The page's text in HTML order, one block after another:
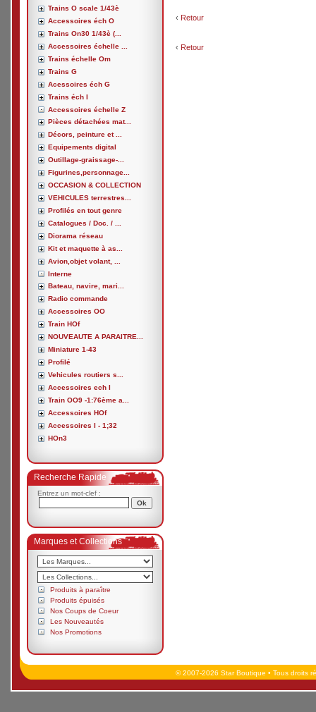
Trains O scale 1/43è
Accessoires éch O
Trains On30 1/43è (...
Accessoires échelle ...
Trains échelle Om
Trains G
Acessoires éch G
Trains éch I
Accessoires échelle Z
Pièces détachées mat...
Décors, peinture et ...
Equipements digital
Outillage-graissage-...
Figurines,personnage...
OCCASION & COLLECTION
VEHICULES terrestres...
Profilés en tout genre
Catalogues / Doc. / ...
Diorama réseau
Kit et maquette à as...
Avion,objet volant, ...
Interne
Bateau, navire, mari...
Radio commande
Accessoires OO
Train HOf
NOUVEAUTE A PARAITRE...
Miniature 1-43
Profilé
Vehicules routiers s...
Accessoires ech I
Train OO9 -1:76ème a...
Accessoires HOf
Accessoires I - 1;32
HOn3
Recherche Rapide
Entrez un mot-clef :
Marques et Collections
Produits à paraître
Produits épuisés
Nos Coups de Coeur
Les Nouveautés
Nos Promotions
‹ Retour
‹ Retour
© 2007-2026 Star Boutique • Tous droits